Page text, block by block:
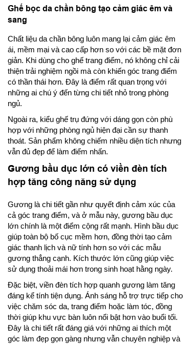
Ghế bọc da chần bông tạo cảm giác êm và
sang
Chất liệu da chần bông luôn mang lại cảm giác êm
ái, mềm mại và cao cấp hơn so với các bề mặt đơn
giản. Khi dùng cho ghế trang điểm, nó không chỉ cải
thiện trải nghiệm ngồi mà còn khiến góc trang điểm
có thần thái hơn. Đây là điểm rất quan trọng với
những ai chú ý đến từng chi tiết nhỏ trong phòng
ngủ.
Ngoài ra, kiểu ghế trụ đứng với dáng gọn còn phù
hợp với những phòng ngủ hiện đại cần sự thanh
thoát. Sản phẩm không chiếm nhiều diện tích nhưng
vẫn đủ đẹp để làm điểm nhấn.
Gương bầu dục lớn có viền đèn tích
hợp tăng công năng sử dụng
Gương là chi tiết gần như quyết định cảm xúc của
cả góc trang điểm, và ở mẫu này, gương bầu dục
lớn chính là một điểm cộng rất mạnh. Hình bầu dục
giúp toàn bộ bố cục mềm hơn, đồng thời tạo cảm
giác thanh lịch và nữ tính hơn so với các mẫu
gương thẳng cạnh. Kích thước lớn cũng giúp việc
sử dụng thoải mái hơn trong sinh hoạt hằng ngày.
Đặc biệt, viền đèn tích hợp quanh gương làm tăng
đáng kể tính tiện dụng. Ánh sáng hỗ trợ trực tiếp cho
việc chăm sóc da, trang điểm hoặc làm tóc, đồng
thời giúp khu vực bàn luôn nổi bật hơn vào buổi tối.
Đây là chi tiết rất đáng giá với những ai thích một
góc làm đẹp gọn gàng nhưng vẫn chuyên nghiệp và